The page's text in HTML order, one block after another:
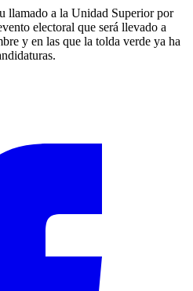
llamado a la Unidad Superior por
electoral que será llevado a
y en las que la tolda verde ya ha